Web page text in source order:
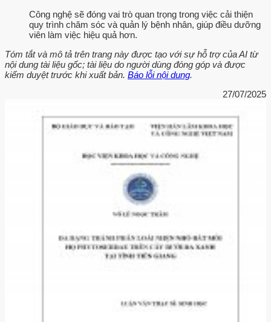
Công nghệ sẽ đóng vai trò quan trọng trong việc cải thiện
quy trình chăm sóc và quản lý bệnh nhân, giúp điều dưỡng
viên làm việc hiệu quả hơn.
Tóm tắt và mô tả trên trang này được tạo với sự hỗ trợ của AI từ
nội dung tài liệu gốc; tài liệu do người dùng đóng góp và được
kiểm duyệt trước khi xuất bản. Báo lỗi nội dung.
27/07/2025